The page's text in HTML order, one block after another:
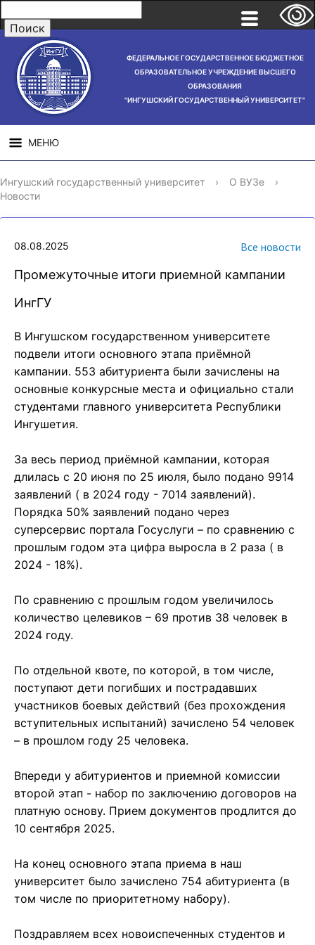
ФЕДЕРАЛЬНОЕ ГОСУДАРСТВЕННОЕ БЮДЖЕТНОЕ
ОБРАЗОВАТЕЛЬНОЕ УЧРЕЖДЕНИЕ ВЫСШЕГО
ОБРАЗОВАНИЯ
"ИНГУШСКИЙ ГОСУДАРСТВЕННЫЙ УНИВЕРСИТЕТ"
МЕНЮ
СВЕДЕНИЯ ОБ
ОБРАЗОВАТЕЛЬНОЙ
НАУЧНАЯ
ДЕЯТЕЛЬНОСТЬ
Ингушский государственный университет › О ВУЗе
›
Новости
08.08.2025 Все новости
Промежуточные итоги приемной кампании
ИнгГУ
В Ингушском государственном университете
подвели итоги основного этапа приёмной
кампании. 553 абитуриента были зачислены на
основные конкурсные места и официально стали
студентами главного университета Республики
Ингушетия.
За весь период приёмной кампании, которая
длилась с 20 июня по 25 июля, было подано 9914
заявлений ( в 2024 году - 7014 заявлений).
Порядка 50% заявлений подано через
суперсервис портала Госуслуги – по сравнению с
прошлым годом эта цифра выросла в 2 раза ( в
2024 - 18%).
По сравнению с прошлым годом увеличилось
количество целевиков – 69 против 38 человек в
2024 году.
По отдельной квоте, по которой, в том числе,
поступают дети погибших и пострадавших
участников боевых действий (без прохождения
вступительных испытаний) зачислено 54 человек
– в прошлом году 25 человека.
Впереди у абитуриентов и приемной комиссии
второй этап - набор по заключению договоров на
платную основу. Прием документов продлится до
10 сентября 2025.
На конец основного этапа приема в наш
университет было зачислено 754 абитуриента (в
том числе по приоритетному набору).
Поздравляем всех новоиспеченных студентов и